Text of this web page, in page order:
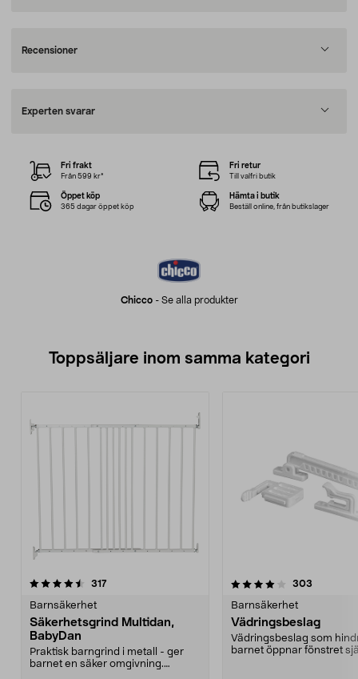
Recensioner
Experten svarar
Chicco- Se alla produkter
Fri frakt
Från 599 kr*
Fri retur
Till valfri butik
Öppet köp
365 dagar öppet köp
Hämta i butik
Beställ online, från butikslager
Toppsäljare inom samma kategori
317recensioner
Barnsäkerhet
Säkerhetsgrind Multidan,
BabyDan
Praktisk barngrind i metall - ger
barnet en säker omgivning.
4.0 av 5 stjärnor 303
Barnsäkerhet
Vädringsbeslag
Vädringsbeslag som
barnet öppnar fönstret
4.5 av 5 stjärnor